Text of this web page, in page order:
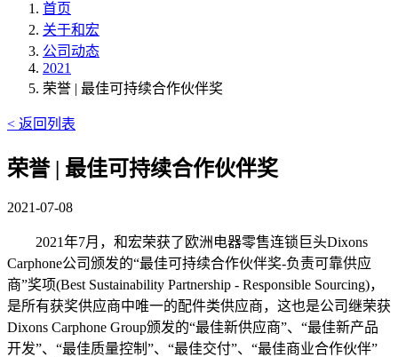
首页
关于和宏
公司动态
2021
荣誉 | 最佳可持续合作伙伴奖
< 返回列表
荣誉 | 最佳可持续合作伙伴奖
2021-07-08
2021年7月，和宏荣获了欧洲电器零售连锁巨头Dixons
Carphone公司颁发的“最佳可持续合作伙伴奖-负责可靠供应
商”奖项(Best Sustainability Partnership - Responsible Sourcing)，
是所有获奖供应商中唯一的配件类供应商，这也是公司继荣获
Dixons Carphone Group颁发的“最佳新供应商”、“最佳新产品
开发”、“最佳质量控制”、“最佳交付”、“最佳商业合作伙伴”